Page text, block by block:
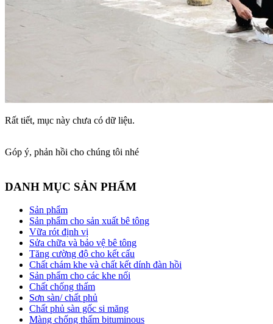
Rất tiết, mục này chưa có dữ liệu.
Góp ý, phản hồi cho chúng tôi nhé
DANH MỤC SẢN PHẨM
Sản phẩm
Sản phẩm cho sản xuất bê tông
Vữa rót định vị
Sửa chữa và bảo vệ bê tông
Tăng cường độ cho kết cấu
Chất chám khe và chất kết dính đàn hồi
Sản phẩm cho các khe nối
Chất chống thấm
Sơn sàn/ chất phủ
Chất phủ sàn gốc si măng
Màng chống thấm bituminous